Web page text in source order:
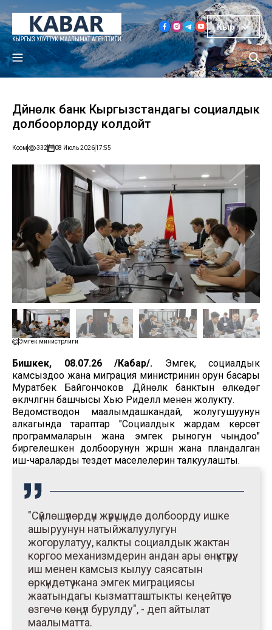
Кыр
Дүйнөлүк банк Кыргызстандагы социалдык
долбоорлорду колдойт
Коом 332 08 Июль 202617:55
Эмгек министрлиги
Бишкек, 08.07.26 /Кабар/. Эмгек, социалдык
камсыздоо жана миграция министринин орун басары
Муратбек Байгончоков Дүйнөлүк банктын өлкөдөгү
өкүлчүлүгүнүн башчысы Хью Риделл менен жолукту.
Ведомстводон маалымдашкандай, жолугушуунун
алкагында тараптар "Социалдык жардам көрсөтүү
программаларын жана эмгек рыногун чыңдоо"
биргелешкен долбоорунун жүрүшүн жана пландалган
иш-чараларды тездетүү маселелерин талкуулашты.
"Сүйлөшүүлөрдүн жүрүшүндө долбоорду ишке
ашыруунун натыйжалуулугун
жогорулатуу, калкты социалдык жактан
коргоо механизмдерин андан ары өнүктүрүү,
иш менен камсыз кылуу саясатын
өркүндөтүү жана эмгек миграциясы
жаатындагы кызматташтыкты кеңейтүүгө
өзгөчө көңүл бурулду", - деп айтылат
маалыматта.